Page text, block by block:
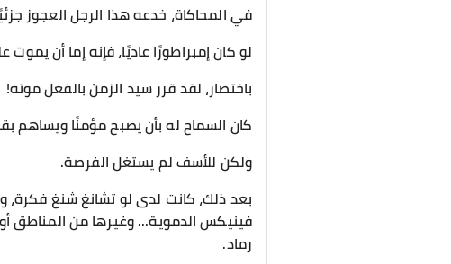
في المحاكاة، خدعه هذا الرجل العجوز
لو كان إمبراطورًا عاديًا، فإنه إما أن
باختصار، لقد قرر سيد الزمن بالفعل موته!
كان السماح له بأن يصبح مؤمنًا ويساهم
ولكن للأسف لم يستغل الفرصة.
بعد ذلك، كانت لدى لو تشانغ شنغ فكرة،
فينيكس الدموية... وغيرها من المناطق
رماد.